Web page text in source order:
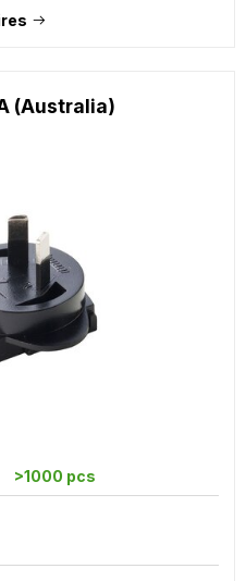
(Australia)
>1000 pcs